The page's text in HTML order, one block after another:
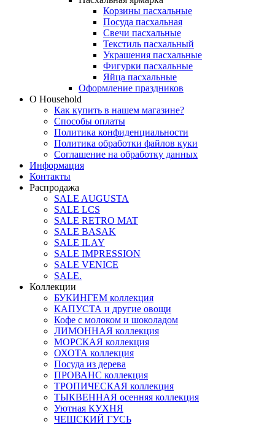
Корзины пасхальные
Посуда пасхальная
Свечи пасхальные
Текстиль пасхальный
Украшения пасхальные
Фигурки пасхальные
Яйца пасхальные
Оформление праздников
О Household
Как купить в нашем магазине?
Способы оплаты
Политика конфиденциальности
Политика обработки файлов куки
Соглашение на обработку данных
Информация
Контакты
Распродажа
SALE AUGUSTA
SALE LCS
SALE RETRO MAT
SALE BASAK
SALE ILAY
SALE IMPRESSION
SALE VENICE
SALE.
Коллекции
БУКИНГЕМ коллекция
КАПУСТА и другие овощи
Кофе с молоком и шоколадом
ЛИМОННАЯ коллекция
МОРСКАЯ коллекция
ОХОТА коллекция
Посуда из дерева
ПРОВАНС коллекция
ТРОПИЧЕСКАЯ коллекция
ТЫКВЕННАЯ осенняя коллекция
Уютная КУХНЯ
ЧЕШСКИЙ ГУСЬ